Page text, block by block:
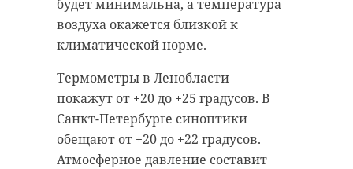
будет минимальна, а температура
воздуха окажется близкой к
климатической норме.
Термометры в Ленобласти
покажут от +20 до +25 градусов. В
Санкт-Петербурге синоптики
обещают от +20 до +22 градусов.
Атмосферное давление составит